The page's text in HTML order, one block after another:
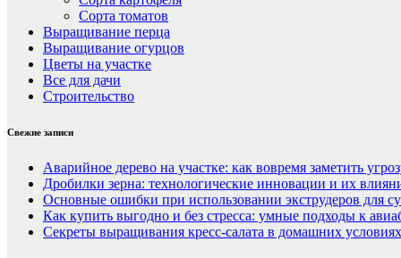
Сорта томатов
Выращивание перца
Выращивание огурцов
Цветы на участке
Все для дачи
Строительство
Свежие записи
Аварийное дерево на участке: как вовремя заметить
Дробилки зерна: технологические инновации и их
Основные ошибки при использовании экструдеров для
Как купить выгодно и без стресса: умные подходы к
Секреты выращивания кресс-салата в домашних